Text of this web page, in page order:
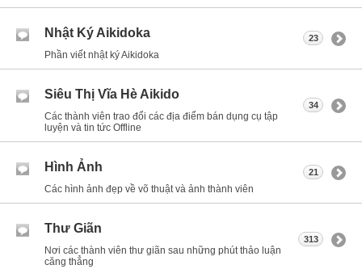
Nhật Ký Aikidoka
Phần viết nhật ký Aikidoka
23
Siêu Thị Vĩa Hè Aikido
Các thành viên trao đổi các địa điểm bán dụng cụ tập
luyện và tin tức Offline
34
Hình Ảnh
Các hình ảnh đẹp về võ thuật và ảnh thành viên
21
Thư Giãn
Nơi các thành viên thư giãn sau những phút thảo luận
căng thẳng
313